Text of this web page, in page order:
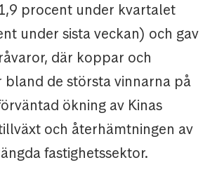
procent under kvartalet
under sista veckan) och gav
där koppar och
bland de största vinnarna på
ökning av Kinas
och återhämtningen av
fastighetssektor.